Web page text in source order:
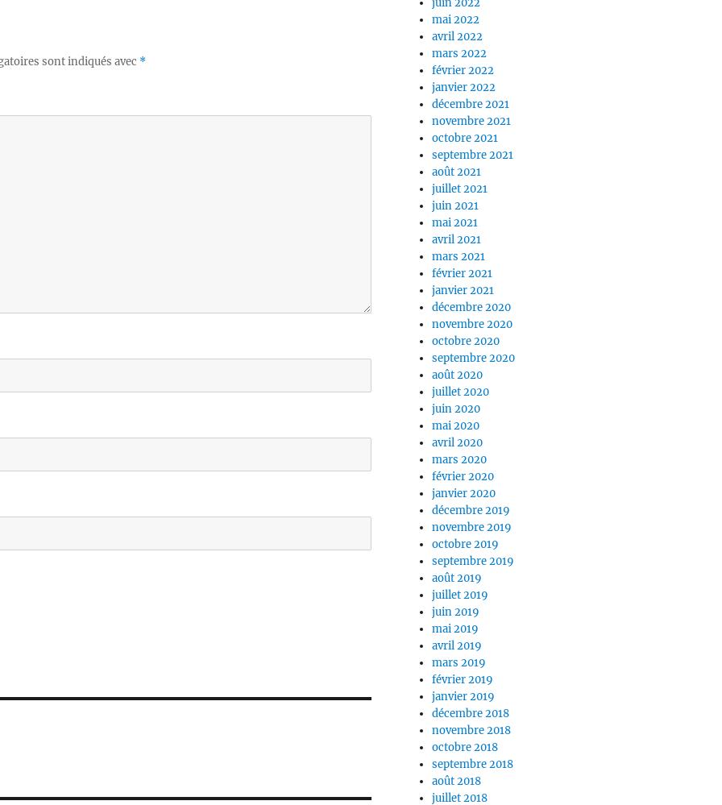
sont indiqués avec *
juin 2022
mai 2022
avril 2022
mars 2022
février 2022
janvier 2022
décembre 2021
novembre 2021
octobre 2021
septembre 2021
août 2021
juillet 2021
juin 2021
mai 2021
avril 2021
mars 2021
février 2021
janvier 2021
décembre 2020
novembre 2020
octobre 2020
septembre 2020
août 2020
juillet 2020
juin 2020
mai 2020
avril 2020
mars 2020
février 2020
janvier 2020
décembre 2019
novembre 2019
octobre 2019
septembre 2019
août 2019
juillet 2019
juin 2019
mai 2019
avril 2019
mars 2019
février 2019
janvier 2019
décembre 2018
novembre 2018
octobre 2018
septembre 2018
août 2018
juillet 2018